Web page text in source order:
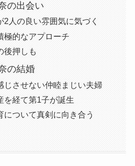
の出会い
2人の良い雰囲気に気づく
極的なアプローチ
後押しも
の結婚
じさせない仲睦まじい夫婦
を経て第1子が誕生
について真剣に向き合う